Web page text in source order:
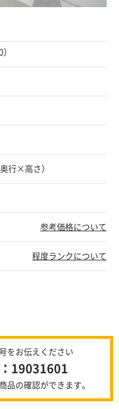
行×高さ）
参考価格について
程度ランクについて
をお伝えください
19031601
品の確認ができます。